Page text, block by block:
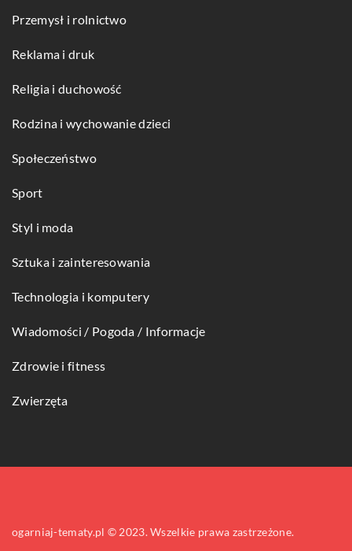
Przemysł i rolnictwo
Reklama i druk
Religia i duchowość
Rodzina i wychowanie dzieci
Społeczeństwo
Sport
Styl i moda
Sztuka i zainteresowania
Technologia i komputery
Wiadomości / Pogoda / Informacje
Zdrowie i fitness
Zwierzęta
ogarniaj-tematy.pl © 2023. Wszelkie prawa zastrzeżone.